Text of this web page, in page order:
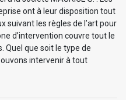
ont à leur disposition tout
suivant les règles de l’art pour
d’intervention couvre tout le
Quel que soit le type de
intervenir à tout